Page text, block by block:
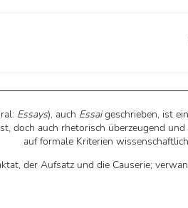
Essays), auch Essaigeschrieben, ist
doch auch rhetorisch überzeugend
auf formale Kriterien
der Aufsatz und die Causerie;